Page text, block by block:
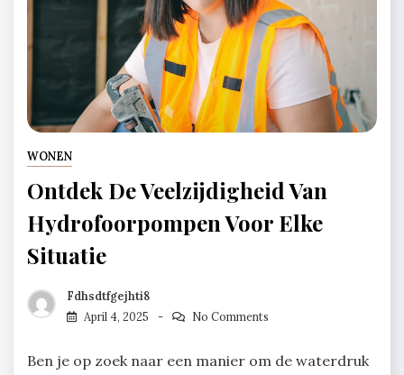
WONEN
Ontdek De Veelzijdigheid Van
Hydrofoorpompen Voor Elke
Situatie
Fdhsdtfgejhti8
April 4, 2025
No Comments
Ben je op zoek naar een manier om de waterdruk